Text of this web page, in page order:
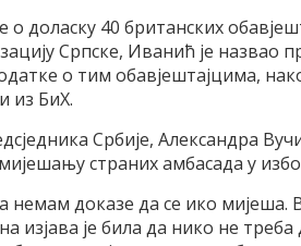
о доласку 40 британских
Српске, Иванић је
о тим обавјештајцима,
из БиХ.
Србије, Александра
страних амбасада у
немам доказе да се ико
изјава је била да нико не